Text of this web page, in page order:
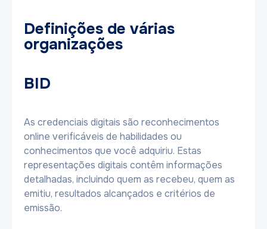
Definições de várias
organizações
BID
As credenciais digitais são reconhecimentos
online verificáveis ​​de habilidades ou
conhecimentos que você adquiriu. Estas
representações digitais contêm informações
detalhadas, incluindo quem as recebeu, quem as
emitiu, resultados alcançados e critérios de
emissão.